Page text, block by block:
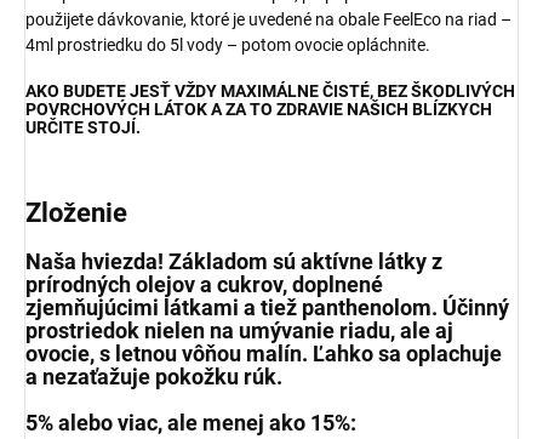
použijete dávkovanie, ktoré je uvedené na obale FeelEco na riad –
4ml prostriedku do 5l vody – potom ovocie opláchnite.
AKO BUDETE JESŤ VŽDY MAXIMÁLNE ČISTÉ, BEZ ŠKODLIVÝCH
POVRCHOVÝCH LÁTOK A ZA TO ZDRAVIE NAŠICH BLÍZKYCH
URČITE STOJÍ.
Zloženie
Naša hviezda! Základom sú aktívne látky z
prírodných olejov a cukrov, doplnené
zjemňujúcimi látkami a tiež panthenolom. Účinný
prostriedok nielen na umývanie riadu, ale aj
ovocie, s letnou vôňou malín. Ľahko sa oplachuje
a nezaťažuje pokožku rúk.
5% alebo viac, ale menej ako 15%: